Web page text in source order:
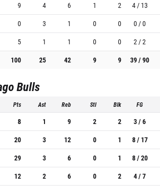
9 4 6 1 2 4 / 13
0 3 1 0 0 0 / 0
5 1 1 0 0 2 / 2
100 25 42 9 9 39 / 90
Bulls
Pts Ast Reb Stl Blk FG
8 1 9 2 2 3 / 6
20 3 12 0 1 8 / 17
29 3 6 0 1 8 / 20
12 2 6 0 2 4 / 7